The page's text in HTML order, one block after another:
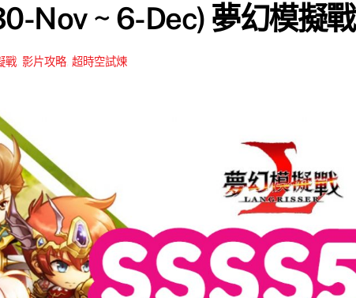
Nov ~ 6-Dec) 夢幻模擬戰
戰, 影片攻略, 超時空試煉